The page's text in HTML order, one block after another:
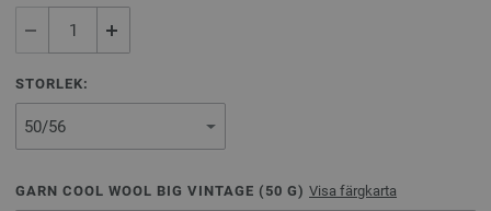
STORLEK:
GARN COOL WOOL BIG VINTAGE ( 50 G) Visa färgkarta